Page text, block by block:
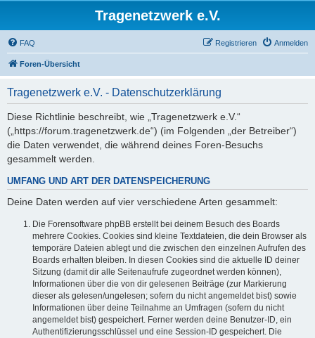
Tragenetzwerk e.V.
FAQ Anmelden
Registrieren
Foren-Übersicht
Tragenetzwerk e.V. - Datenschutzerklärung
Diese Richtlinie beschreibt, wie „Tragenetzwerk e.V.“
(„https://forum.tragenetzwerk.de“) (im Folgenden „der Betreiber“)
die Daten verwendet, die während deines Foren-Besuchs
gesammelt werden.
UMFANG UND ART DER DATENSPEICHERUNG
Deine Daten werden auf vier verschiedene Arten gesammelt:
Die Forensoftware phpBB erstellt bei deinem Besuch des Boards
mehrere Cookies. Cookies sind kleine Textdateien, die dein Browser als
temporäre Dateien ablegt und die zwischen den einzelnen Aufrufen des
Boards erhalten bleiben. In diesen Cookies sind die aktuelle ID deiner
Sitzung (damit dir alle Seitenaufrufe zugeordnet werden können),
Informationen über die von dir gelesenen Beiträge (zur Markierung
dieser als gelesen/ungelesen; sofern du nicht angemeldet bist) sowie
Informationen über deine Teilnahme an Umfragen (sofern du nicht
angemeldet bist) gespeichert. Ferner werden deine Benutzer-ID, ein
Authentifizierungsschlüssel und eine Session-ID gespeichert. Die